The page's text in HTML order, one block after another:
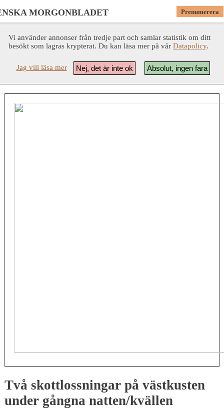
Vi använder annonser från tredje part och samlar statistik om ditt
besökt som lagras krypterat. Du kan läsa mer på vår Datapolicy.
Absolut, ingen fara
Nej, det är inte ok
Jag vill läsa mer
MORGONBLADET Prenumerera
Två skottlossningar på västkusten
under gångna natten/kvällen